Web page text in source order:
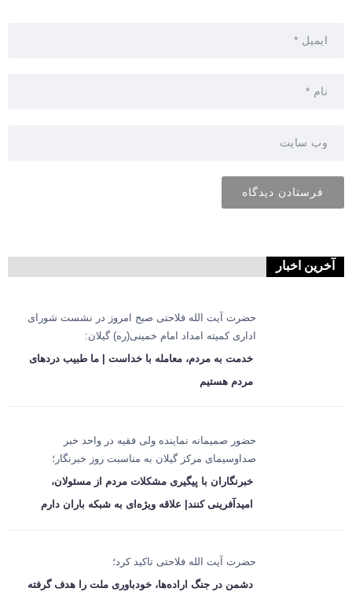
آخرین اخبار
حضرت آیت الله فلاحتی صبح امروز در نشست شورای
اداری کمیته امداد امام خمینی(ره) گیلان:
خدمت به مردم، معامله با خداست | ما طبیب دردهای
مردم هستیم
حضور صمیمانه نماینده ولی فقیه در واحد خبر
صداوسیمای مرکز گیلان به مناسبت روز خبرنگار؛
خبرنگاران با پیگیری مشکلات مردم از مسئولان،
امیدآفرینی کنند| علاقه ویژه‌ای به شبکه باران دارم
حضرت آیت الله فلاحتی تاکید کرد؛
دشمن در جنگ اراده‌ها، خودباوری ملت را هدف گرفته